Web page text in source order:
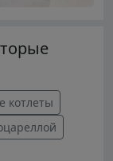
котлеты